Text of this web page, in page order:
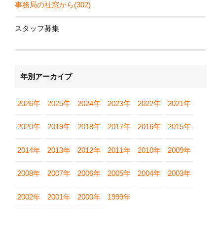
事務局の社窓から(302)
スタッフ募集
年別アーカイブ
2026年 2025年 2024年 2023年 2022年 2021年
2020年 2019年 2018年 2017年 2016年 2015年
2014年 2013年 2012年 2011年 2010年 2009年
2008年 2007年 2006年 2005年 2004年 2003年
2002年 2001年 2000年 1999年